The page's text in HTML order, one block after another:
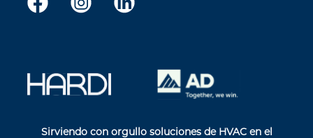
Sirviendo con orgullo soluciones de HVAC en el